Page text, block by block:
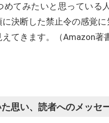
めてみたいと思っている
決断した禁止令の感覚
てきます。（Amazon著
思い、読者へのメッセ